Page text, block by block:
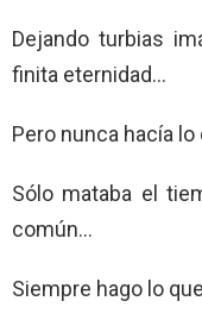
Dejando turbias
finita eternidad…
Pero nunca hacía
Sólo mataba el
común…
Siempre hago lo